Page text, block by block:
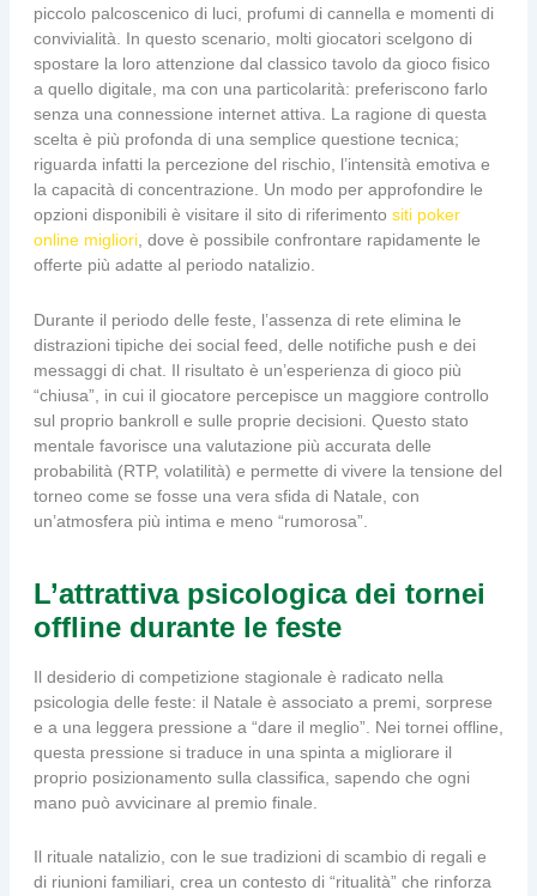
piccolo palcoscenico di luci, profumi di cannella e momenti di
convivialità. In questo scenario, molti giocatori scelgono di
spostare la loro attenzione dal classico tavolo da gioco fisico
a quello digitale, ma con una particolarità: preferiscono farlo
senza una connessione internet attiva. La ragione di questa
scelta è più profonda di una semplice questione tecnica;
riguarda infatti la percezione del rischio, l’intensità emotiva e
la capacità di concentrazione. Un modo per approfondire le
opzioni disponibili è visitare il sito di riferimento siti poker
online migliori, dove è possibile confrontare rapidamente le
offerte più adatte al periodo natalizio.
Durante il periodo delle feste, l’assenza di rete elimina le
distrazioni tipiche dei social feed, delle notifiche push e dei
messaggi di chat. Il risultato è un’esperienza di gioco più
“chiusa”, in cui il giocatore percepisce un maggiore controllo
sul proprio bankroll e sulle proprie decisioni. Questo stato
mentale favorisce una valutazione più accurata delle
probabilità (RTP, volatilità) e permette di vivere la tensione del
torneo come se fosse una vera sfida di Natale, con
un’atmosfera più intima e meno “rumorosa”.
L’attrattiva psicologica dei tornei
offline durante le feste
Il desiderio di competizione stagionale è radicato nella
psicologia delle feste: il Natale è associato a premi, sorprese
e a una leggera pressione a “dare il meglio”. Nei tornei offline,
questa pressione si traduce in una spinta a migliorare il
proprio posizionamento sulla classifica, sapendo che ogni
mano può avvicinare al premio finale.
Il rituale natalizio, con le sue tradizioni di scambio di regali e
di riunioni familiari, crea un contesto di “ritualità” che rinforza